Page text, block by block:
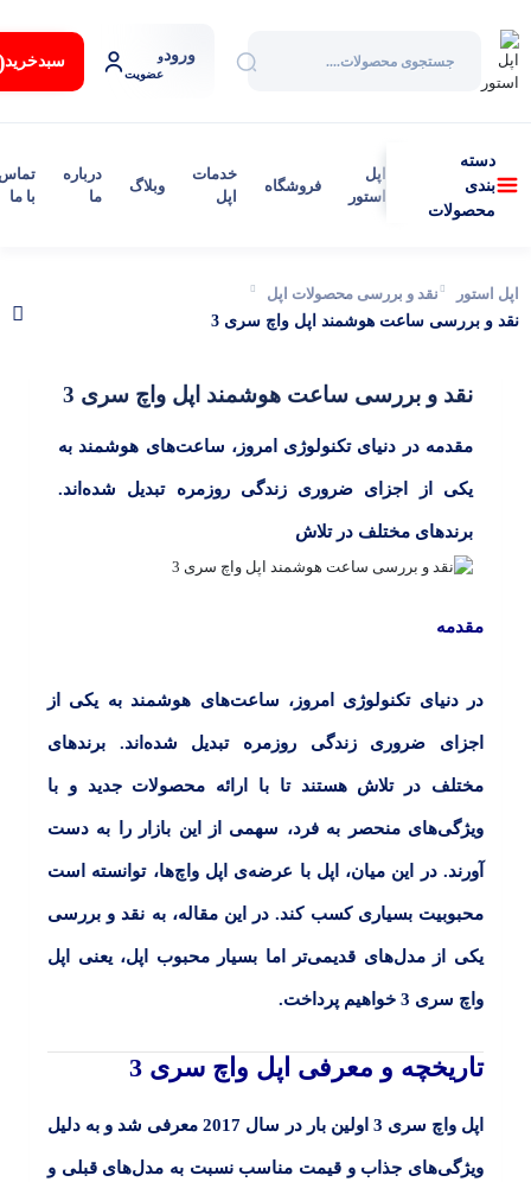
ورودو
عضویت
سبد‌خرید
دسته
بندی
محصولات
اپل
استور
فروشگاه
خدمات
اپل
وبلاگ
درباره
ما
با ما
اپل استور
نقد و بررسی محصولات اپل
نقد و بررسی ساعت هوشمند اپل واچ سری 3
نقد و بررسی ساعت هوشمند اپل واچ سری 3
مقدمه در دنیای تکنولوژی امروز، ساعت‌های هوشمند به
یکی از اجزای ضروری زندگی روزمره تبدیل شده‌اند.
برندهای مختلف در تلاش
مقدمه
در دنیای تکنولوژی امروز، ساعت‌های هوشمند به یکی از
اجزای ضروری زندگی روزمره تبدیل شده‌اند. برندهای
مختلف در تلاش هستند تا با ارائه محصولات جدید و با
ویژگی‌های منحصر به فرد، سهمی از این بازار را به دست
آورند. در این میان، اپل با عرضه‌ی اپل واچ‌ها، توانسته است
محبوبیت بسیاری کسب کند. در این مقاله، به نقد و بررسی
یکی از مدل‌های قدیمی‌تر اما بسیار محبوب اپل، یعنی اپل
واچ سری 3 خواهیم پرداخت.
تاریخچه و معرفی اپل واچ سری 3
اپل واچ سری 3 اولین بار در سال 2017معرفی شد و به دلیل
ویژگی‌های جذاب و قیمت مناسب نسبت به مدل‌های قبلی و